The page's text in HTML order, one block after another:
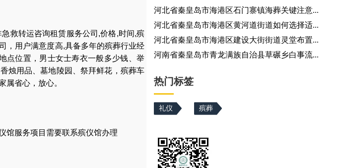
救转运咨询租赁服务公司 ,价格,时间,殡
，用户满意度高,具备多年的殡葬行业经
点位置 ， 男士女士寿衣一般多少钱 、举
香烛用品 、墓地陵园 、祭拜鲜花 ， 殡葬车
属省心，放心。
馆服务项目需要联系殡仪馆办理
河北省秦皇岛市海港区石门寨镇海葬关键注意...
河北省秦皇岛市海港区黄河道街道如何选择适...
河北省秦皇岛市海港区建设大街街道灵堂布置...
河南省秦皇岛市青龙满族自治县草碾乡白事流...
热门标签
礼仪 殡葬